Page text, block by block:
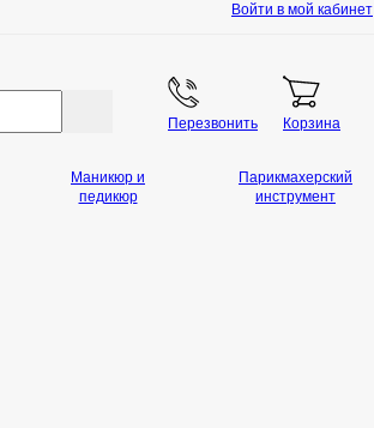
Войти в мой кабинет
Перезвонить Корзина
Маникюр и
педикюр
Парикмахерский
инструмент